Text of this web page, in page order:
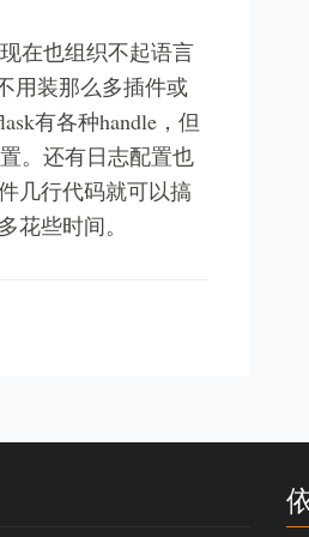
在也组织不起语言
用装那么多插件或
有各种handle，但
。还有日志配置也
几行代码就可以搞
花些时间。